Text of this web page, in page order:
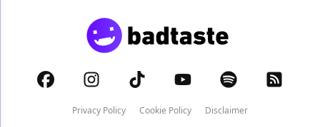
Privacy Policy Cookie Policy
Disclaimer